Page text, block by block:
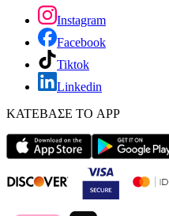
Instagram
Facebook
Tiktok
Linkedin
ΚΑΤΕΒΑΣΕ ΤΟ APP